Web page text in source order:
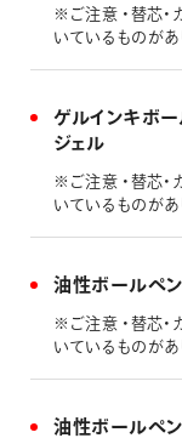
※ご注意 ・替芯・
いているものがあ
ゲルインキボ
ジェル
※ご注意 ・替芯・
いているものがあ
油性ボールペ
※ご注意 ・替芯・
いているものがあ
油性ボールペ